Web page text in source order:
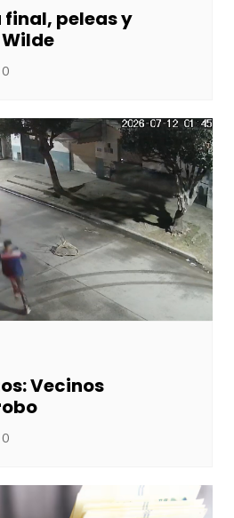
final, peleas y
0
Vecinos
0